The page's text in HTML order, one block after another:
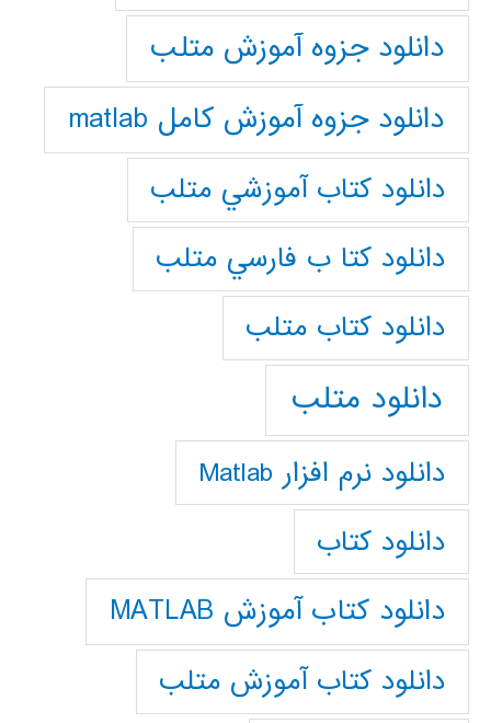
دانلود جزوه آموزش متلب
دانلود جزوه آموزش کامل matlab
دانلود كتاب آموزشي متلب
دانلود كتا ب فارسي متلب
دانلود كتاب متلب
دانلود متلب
دانلود نرم افزار Matlab
دانلود کتاب
دانلود کتاب آموزش MATLAB
دانلود کتاب آموزش متلب